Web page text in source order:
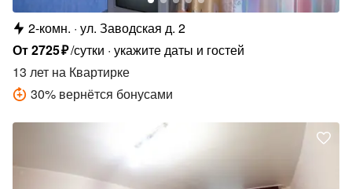
2-комн. ул. Заводская д. 2
От2725₽/сутки укажите даты и гостей
13 лет на Квартирке
30% вернётся бонусами